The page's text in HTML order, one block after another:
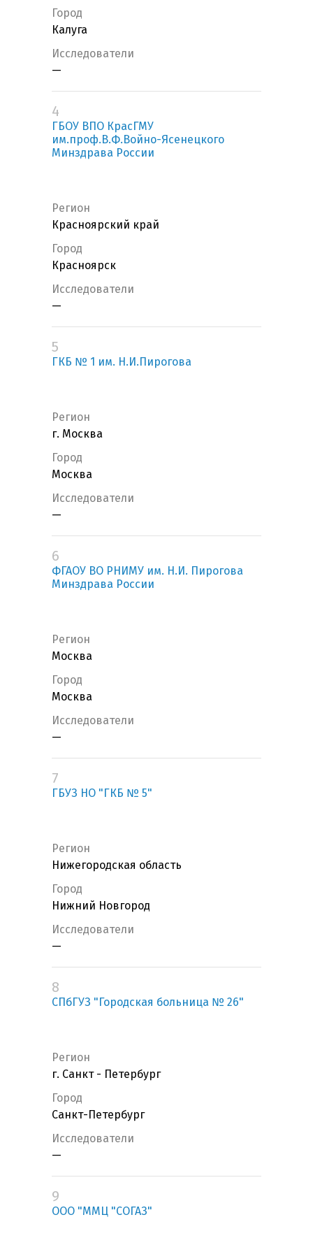
Город
Калуга
Исследователи
—
4
ГБОУ ВПО КрасГМУ
им.проф.В.Ф.Войно-Ясенецкого
Минздрава России
Регион
Красноярский край
Город
Красноярск
Исследователи
—
5
ГКБ № 1 им. Н.И.Пирогова
Регион
г. Москва
Город
Москва
Исследователи
—
6
ФГАОУ ВО РНИМУ им. Н.И. Пирогова
Минздрава России
Регион
Москва
Город
Москва
Исследователи
—
7
ГБУЗ НО "ГКБ № 5"
Регион
Нижегородская область
Город
Нижний Новгород
Исследователи
—
8
СПбГУЗ "Городская больница № 26"
Регион
г. Санкт - Петербург
Город
Санкт-Петербург
Исследователи
—
9
ООО "ММЦ "СОГАЗ"